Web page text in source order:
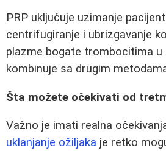
PRP uključuje uzimanje
centrifugiranje i ubrizgavanje
plazme bogate trombocitima u
kombinuje sa drugim
Šta možete očekivati od
Važno je imati realna
uklanjanje ožiljaka je retko